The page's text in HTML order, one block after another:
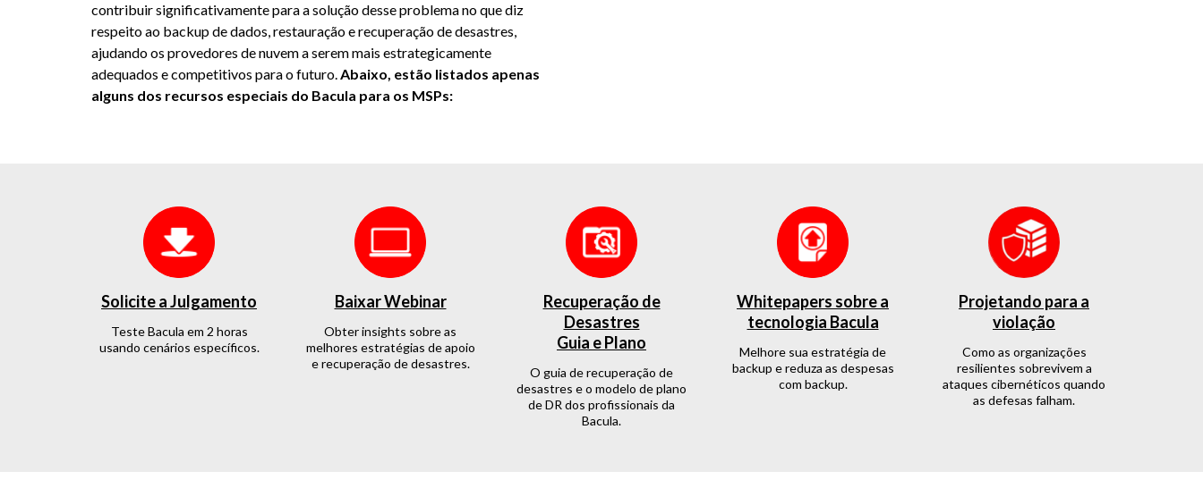
contribuir significativamente para a solução desse problema no que diz
respeito ao backup de dados, restauração e recuperação de desastres,
ajudando os provedores de nuvem a serem mais estrategicamente
adequados e competitivos para o futuro.Abaixo, estão listados apenas
alguns dos recursos especiais do Bacula para os MSPs:
Solicite a Julgamento
Teste Bacula em 2 horas
usando cenários específicos.
Baixar Webinar
Obter insights sobre as
melhores estratégias de apoio
e recuperação de desastres.
Recuperação de
Desastres
Guia e Plano
O guia de recuperação de
desastres e o modelo de plano
de DR dos profissionais da
Bacula.
Whitepapers sobre a
tecnologia Bacula
Melhore sua estratégia de
backup e reduza as despesas
com backup.
Projetando para a
violação
Como as organizações
resilientes sobrevivem a
ataques cibernéticos quando
as defesas falham.